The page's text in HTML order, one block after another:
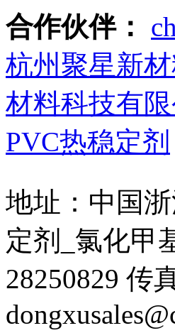
合作伙伴：
杭州聚星新
材料科技有
PVC热稳定剂
地址：中国
定剂_氯化甲
28250829 传